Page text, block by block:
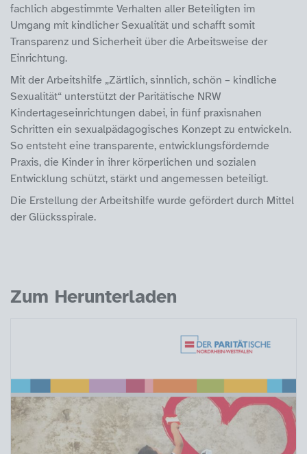
fachlich abgestimmte Verhalten aller Beteiligten im
Umgang mit kindlicher Sexualität und schafft somit
Transparenz und Sicherheit über die Arbeitsweise der
Einrichtung.
Mit der Arbeitshilfe „Zärtlich, sinnlich, schön – kindliche
Sexualität“ unterstützt der Paritätische NRW
Kindertageseinrichtungen dabei, in fünf praxisnahen
Schritten ein sexualpädagogisches Konzept zu entwickeln.
So entsteht eine transparente, entwicklungsfördernde
Praxis, die Kinder in ihrer körperlichen und sozialen
Entwicklung schützt, stärkt und angemessen beteiligt.
Die Erstellung der Arbeitshilfe wurde gefördert durch Mittel
der Glücksspirale.
Zum Herunterladen